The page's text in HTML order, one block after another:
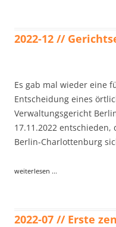
2022-12 //
Es gab mal wieder eine
Entscheidung eines
Verwaltungsgericht
17.11.2022 entschieden,
Berlin-Charlottenburg
weiterlesen ...
2022-07 // Erste